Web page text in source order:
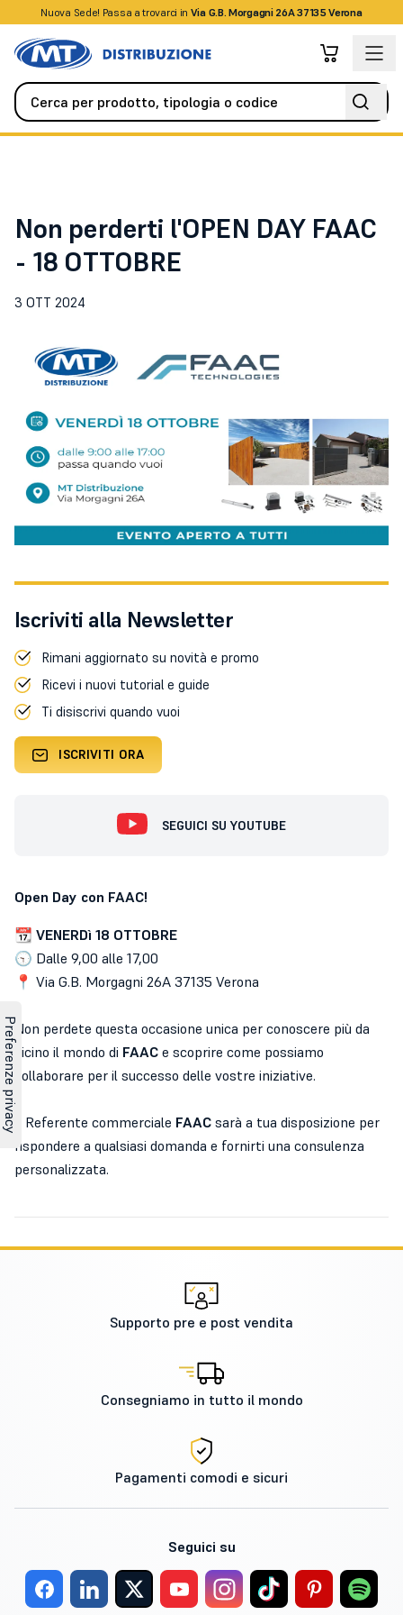
Nuova Sede! Passa a trovarci in Via G.B. Morgagni 26A 37135 Verona
+39045509826
Non perderti l'OPEN DAY FAAC
- 18 OTTOBRE
3 OTT 2024
Open Day con FAAC!
📆 VENERDì 18 OTTOBRE
🕤 Dalle 9,00 alle 17,00
📍 Via G.B. Morgagni 26A 37135 Verona
Non perdete questa occasione unica per conoscere più da
vicino il mondo di FAAC e scoprire come possiamo
collaborare per il successo delle vostre iniziative.
Il Referente commerciale FAAC sarà a tua disposizione per
rispondere a qualsiasi domanda e fornirti una consulenza
personalizzata.
Iscriviti alla Newsletter
Rimani aggiornato su novità e promo
Ricevi i nuovi tutorial e guide
Ti disiscrivi quando vuoi
ISCRIVITI ORA
SEGUICI SU YOUTUBE
Supporto pre e post vendita
Consegniamo in tutto il mondo
Pagamenti comodi e sicuri
Seguici su